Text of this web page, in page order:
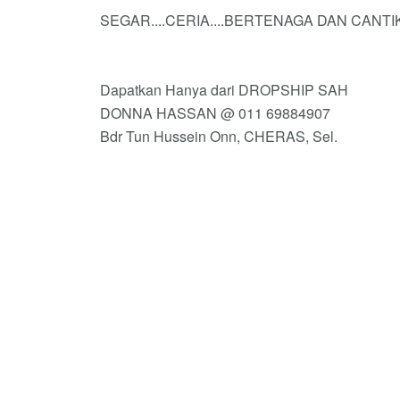
SEGAR....CERIA....BERTENAGA DAN
Dapatkan Hanya dari DROPSHIP SAH
DONNA HASSAN @ 011 69884907
Bdr Tun Hussein Onn, CHERAS, Sel.